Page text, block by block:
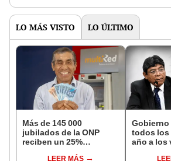
LO MÁS VISTO LO ÚLTIMO
Más de 145 000
jubilados de la ONP
reciben un 25%
LEER MÁS
Gobierno
todos los
año a los